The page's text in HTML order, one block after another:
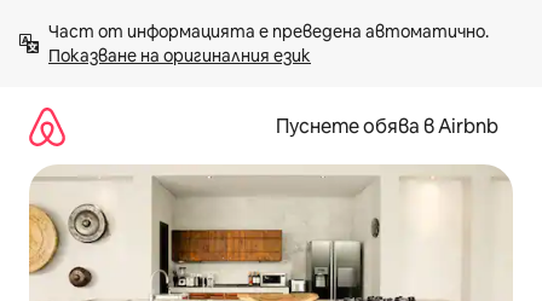
към
съдържанието
Показване на оригиналния език
Пуснете обява в Airbnb